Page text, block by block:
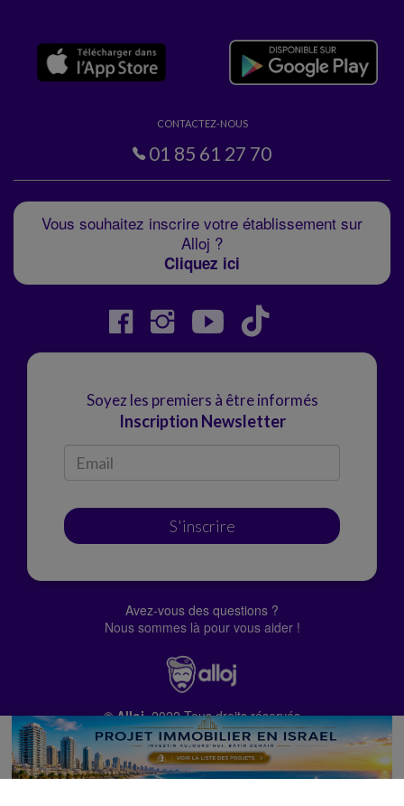
CONTACTEZ-NOUS
01 85 61 27 70
Vous souhaitez inscrire votre établissement sur
Alloj ?
Cliquez ici
Soyez les premiers à être informés
Inscription Newsletter
S'inscrire
Avez-vous des questions ?
Nous sommes là pour vous aider !
© Alloj.2022 Tous droits réservés